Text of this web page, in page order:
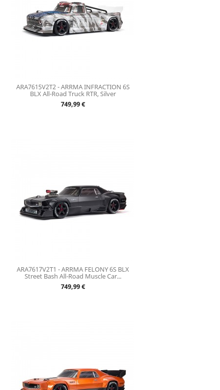
ARA7615V2T2 - ARRMA INFRACTION 6S
BLX All-Road Truck RTR, Silver
Prix
749,99 €
ARA7617V2T1 - ARRMA FELONY 6S BLX
Street Bash All-Road Muscle Car...
Prix
749,99 €